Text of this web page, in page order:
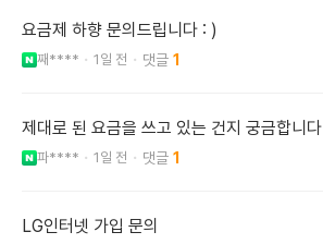
요금제 하향 문의드립니다 : )
째**** 1일 전 1
제대로 된 요금을 쓰고 있는 건지 궁금합니다
파**** 1일 전 1
LG인터넷 가입 문의